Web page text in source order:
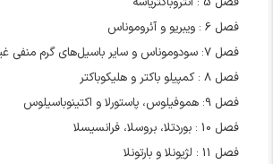
فصل 6 : ویبریو و آئروموناس
فصل 7: سودوموناس و سایر باسیل‌های گرم منفی غیرمعمول
فصل 8 : کمپیلو باکتر و هلیکوباکتر
فصل 9: هموفیلوس، پاستورلا و اکتینوباسیلوس
فصل 10 : بوردتلا، بروسلا، فرانسیسلا
فصل 11 : لژیونلا و بارتونلا